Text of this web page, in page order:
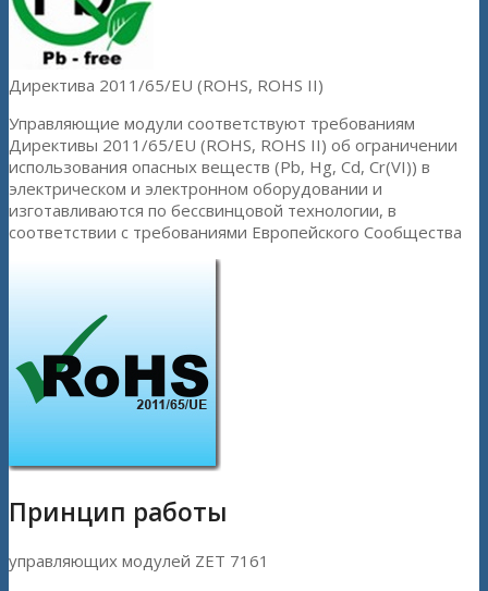
Директива 2011/65/EU (ROHS, ROHS II)
Управляющие модули соответствуют требованиям
Директивы 2011/65/EU (ROHS, ROHS II) об ограничении
использования опасных веществ (Pb, Hg, Cd, Cr(VI)) в
электрическом и электронном оборудовании и
изготавливаются по бессвинцовой технологии, в
соответствии с требованиями Европейского Сообщества
Принцип работы
управляющих модулей ZET 7161